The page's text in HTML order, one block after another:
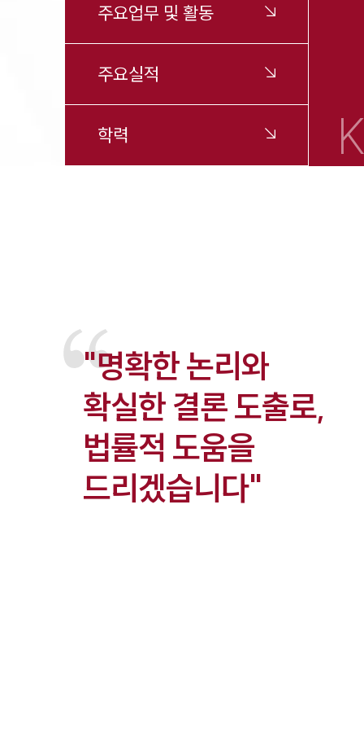
주요업무 및 활동
주요실적
학력
"명확한 논리와
확실한 결론 도출로,
법률적 도움을
드리겠습니다"